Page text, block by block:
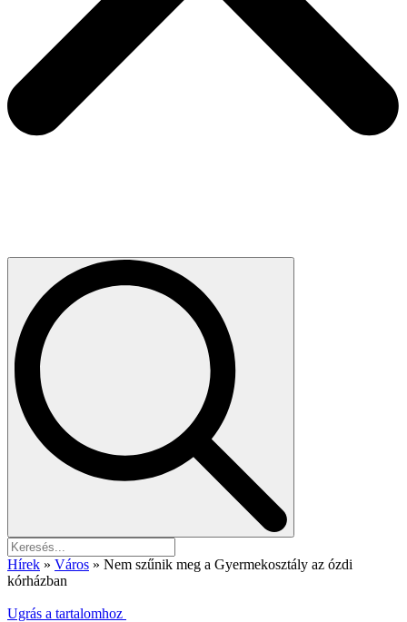
Hírek » Város » Nem szűnik meg a Gyermekosztály az ózdi
kórházban
Ugrás a tartalomhoz